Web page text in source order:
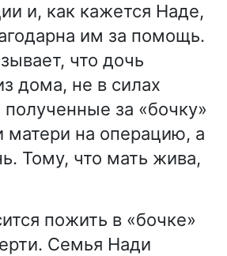
и, как кажется Наде,
им за помощь.
что дочь
дома, не в силах
полученные за «бочку»
матери на операцию, а
Тому, что мать жива,
пожить в «бочке»
Семья Нади